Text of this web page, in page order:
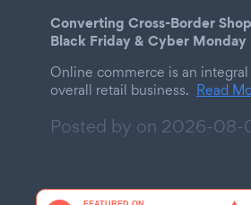
Converting Cross-Border
Black Friday & Cyber Monday
Online commerce is an
overall retail business. Read
Posted by on 2026-08-